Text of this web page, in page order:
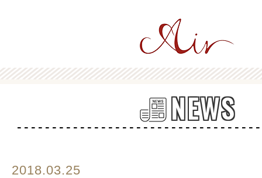
NEWS
2018.03.25